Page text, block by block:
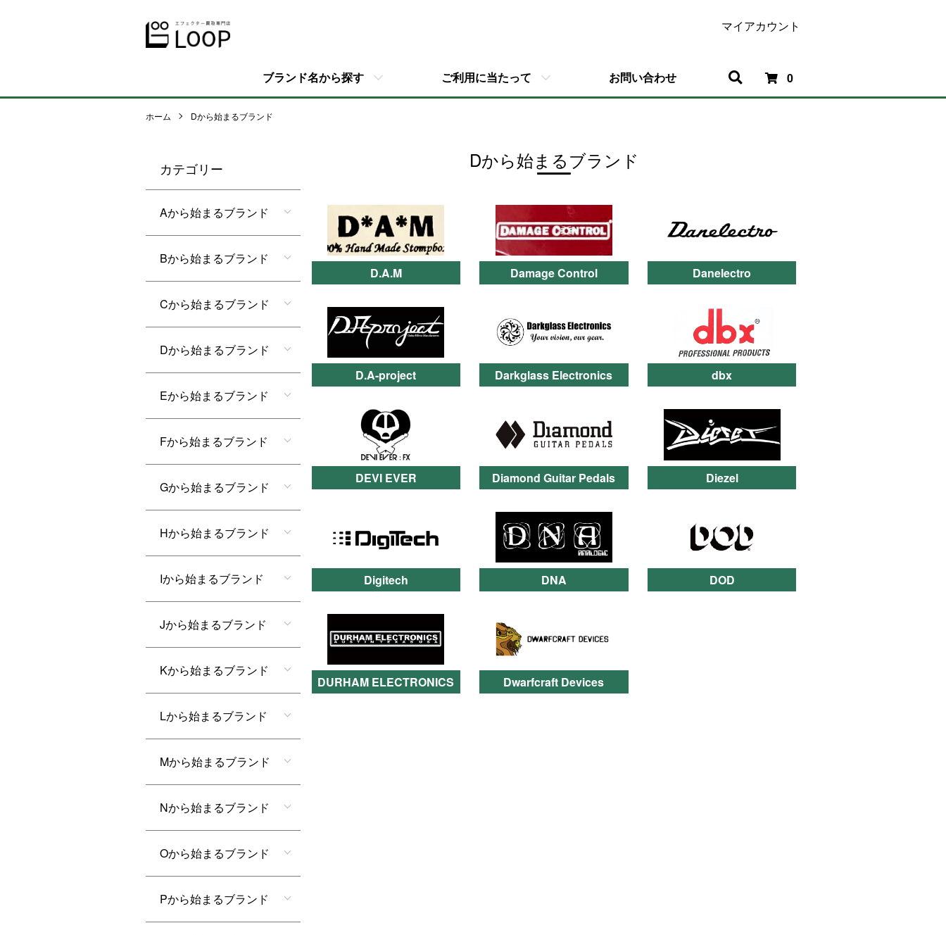
0
ブランド名から探す ご利用に当たって お問い合わせ
マイアカウント
ホーム Dから始まるブランド
Dから始まるブランド
カテゴリー一覧
D.A.M Damage Control Danelectro
D.A-project Darkglass Electronics dbx
DEVI EVER Diamond Guitar Pedals Diezel
Digitech DNA DOD
DURHAM ELECTRONICS Dwarfcraft Devices
カテゴリー
Aから始まるブランド
Bから始まるブランド
Cから始まるブランド
Dから始まるブランド
Eから始まるブランド
Fから始まるブランド
Gから始まるブランド
Hから始まるブランド
Iから始まるブランド
Jから始まるブランド
Kから始まるブランド
Lから始まるブランド
Mから始まるブランド
Nから始まるブランド
Oから始まるブランド
Pから始まるブランド